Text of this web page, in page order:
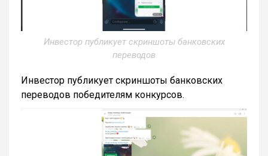
Инвестор публикует скриншоты банковских
переводов
Инвестор публикует скриншоты банковских
переводов победителям конкурсов.